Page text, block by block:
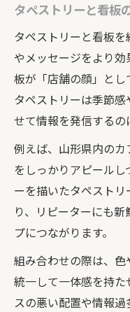
タペストリーと看板
タペストリーと看板
やメッセージをより
板が「店舗の顔」とし
タペストリーは季節
せて情報を発信するの
例えば、山形県内の
をしっかりアピール
ーを描いたタペスト
り、リピーターにも
プにつながります。
組み合わせの際は、
統一して一体感を持
スの悪い配置や情報